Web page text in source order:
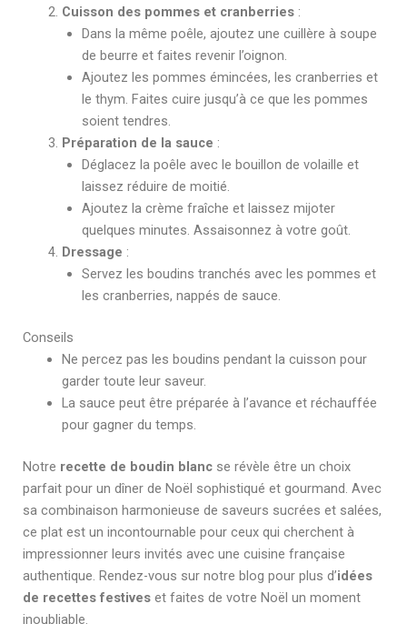
Cuisson des pommes et cranberries :
Dans la même poêle, ajoutez une cuillère à soupe
de beurre et faites revenir l’oignon.
Ajoutez les pommes émincées, les cranberries et
le thym. Faites cuire jusqu’à ce que les pommes
soient tendres.
Préparation de la sauce :
Déglacez la poêle avec le bouillon de volaille et
laissez réduire de moitié.
Ajoutez la crème fraîche et laissez mijoter
quelques minutes. Assaisonnez à votre goût.
Dressage :
Servez les boudins tranchés avec les pommes et
les cranberries, nappés de sauce.
Conseils
Ne percez pas les boudins pendant la cuisson pour
garder toute leur saveur.
La sauce peut être préparée à l’avance et réchauffée
pour gagner du temps.
Notre recette de boudin blancse révèle être un choix
parfait pour un dîner de Noël sophistiqué et gourmand. Avec
sa combinaison harmonieuse de saveurs sucrées et salées,
ce plat est un incontournable pour ceux qui cherchent à
impressionner leurs invités avec une cuisine française
authentique. Rendez-vous sur notre blog pour plus d’idées
de recettes festiveset faites de votre Noël un moment
inoubliable.